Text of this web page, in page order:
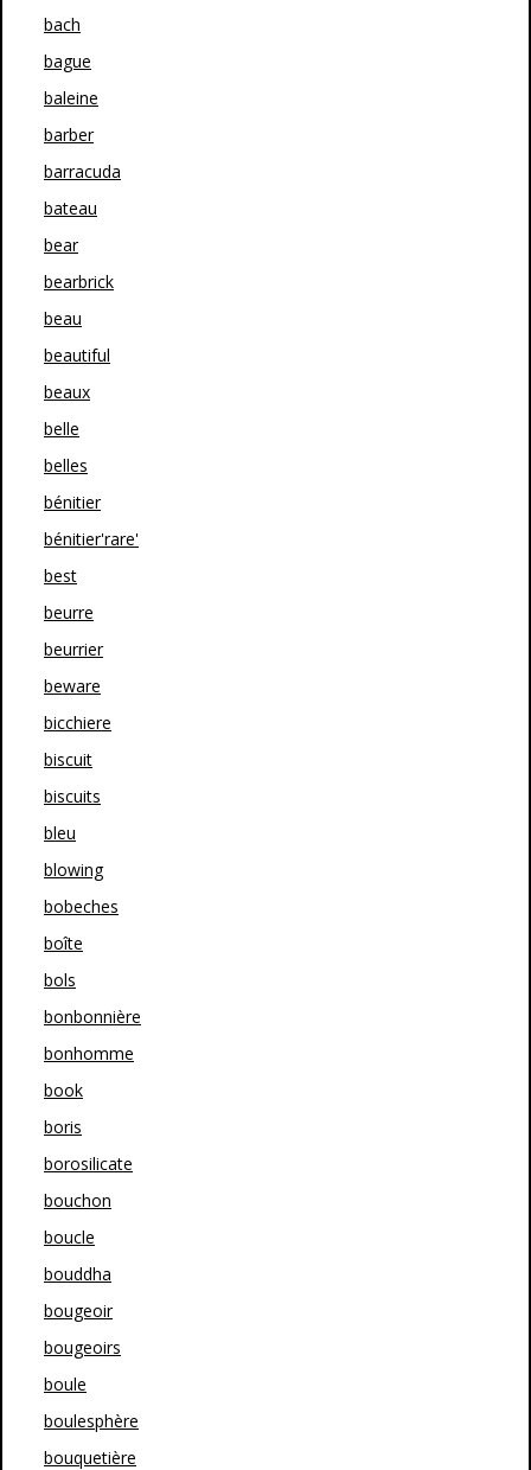
bach
bague
baleine
barber
barracuda
bateau
bear
bearbrick
beau
beautiful
beaux
belle
belles
bénitier
bénitier'rare'
best
beurre
beurrier
beware
bicchiere
biscuit
biscuits
bleu
blowing
bobeches
boîte
bols
bonbonnière
bonhomme
book
boris
borosilicate
bouchon
boucle
bouddha
bougeoir
bougeoirs
boule
boulesphère
bouquetière